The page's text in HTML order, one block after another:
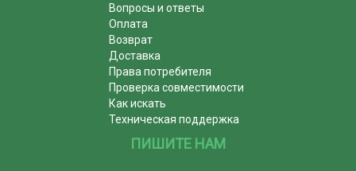
Вопросы и ответы
Оплата
Возврат
Доставка
Права потребителя
Проверка совместимости
Как искать
Техническая поддержка
ПИШИТЕ НАМ